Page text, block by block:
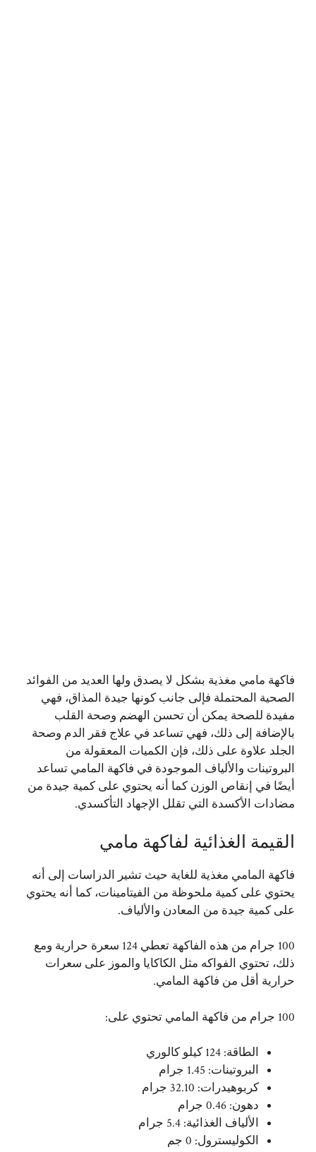
فاكهة مامي مغذية بشكل لا يصدق ولها العديد من الفوائد
الصحية المحتملة فإلى جانب كونها جيدة المذاق، فهي
مفيدة للصحة يمكن أن تحسن الهضم وصحة القلب
بالإضافة إلى ذلك، فهي تساعد في علاج فقر الدم وصحة
الجلد علاوة على ذلك، فإن الكميات المعقولة من
البروتينات والألياف الموجودة في فاكهة المامي تساعد
أيضًا في إنقاص الوزن كما أنه يحتوي على كمية جيدة من
مضادات الأكسدة التي تقلل الإجهاد التأكسدي.
القيمة الغذائية لفاكهة مامي
فاكهة المامي مغذية للغاية حيث تشير الدراسات إلى أنه
يحتوي على كمية ملحوظة من الفيتامينات، كما أنه يحتوي
على كمية جيدة من المعادن والألياف.
100 جرام من هذه الفاكهة تعطي 124 سعرة حرارية ومع
ذلك، تحتوي الفواكه مثل الكاكايا والموز على سعرات
حرارية أقل من فاكهة المامي.
100 جرام من فاكهة المامي تحتوي على:
الطاقة: 124 كيلو كالوري
البروتينات: 1.45 جرام
كربوهيدرات: 32.10 جرام
دهون: 0.46 جرام
الألياف الغذائية: 5.4 جرام
الكوليسترول: 0 جم